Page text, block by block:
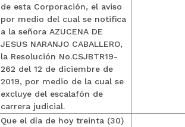
de esta Corporación, el aviso
por medio del cual se notifica
a la señora AZUCENA DE
JESUS NARANJO CABALLERO,
la Resolución No.CSJBTR19-
262 del 12 de diciembre de
2019, por medio de la cual se
excluye del escalafón de
carrera judicial.
Que el día de hoy treinta (30)